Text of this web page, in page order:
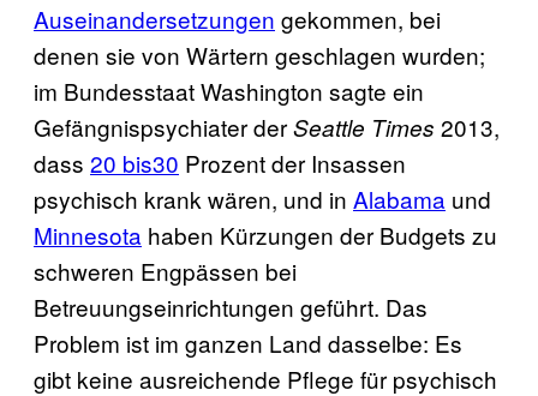
Auseinandersetzungen gekommen, bei
denen sie von Wärtern geschlagen wurden;
im Bundesstaat Washington sagte ein
Gefängnispsychiater derSeattle Times 2013,
dass 20 bis30 Prozent der Insassen
psychisch krank wären, und in Alabama und
Minnesota haben Kürzungen der Budgets zu
schweren Engpässen bei
Betreuungseinrichtungen geführt. Das
Problem ist im ganzen Land dasselbe: Es
gibt keine ausreichende Pflege für psychisch